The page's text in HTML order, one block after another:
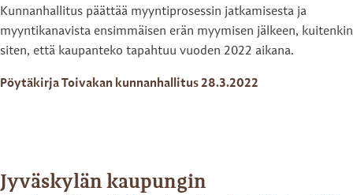
Kunnanhallitus päättää myyntiprosessin jatkamisesta ja
myyntikanavista ensimmäisen erän myymisen jälkeen, kuitenkin
siten, että kaupanteko tapahtuu vuoden 2022 aikana.
Pöytäkirja Toivakan kunnanhallitus 28.3.2022
Jyväskylän kaupungin